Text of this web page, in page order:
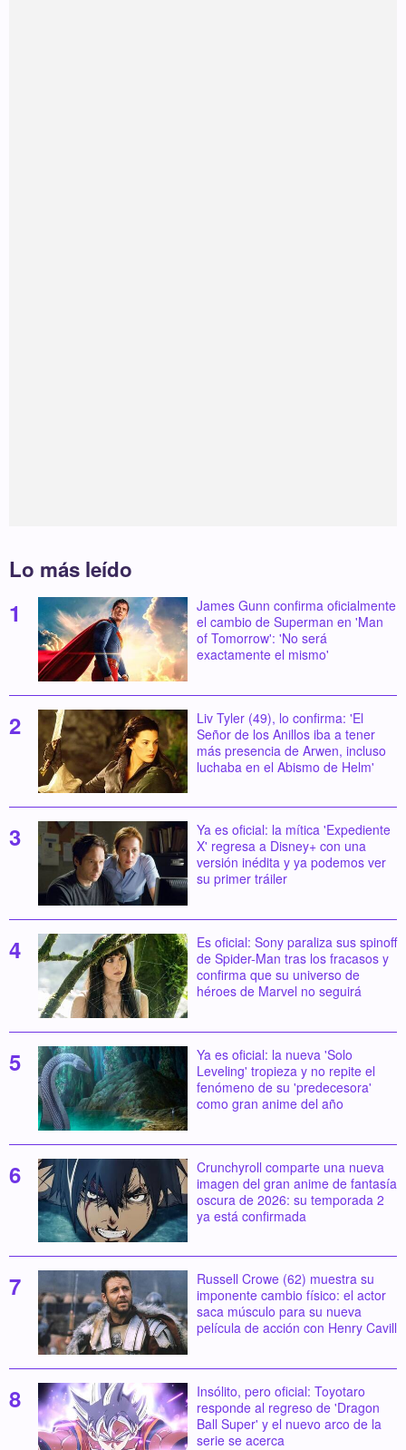
Lo más leído
James Gunn confirma oficialmente
el cambio de Superman en 'Man
of Tomorrow': 'No será
exactamente el mismo'
Liv Tyler (49), lo confirma: 'El
Señor de los Anillos iba a tener
más presencia de Arwen, incluso
luchaba en el Abismo de Helm'
Ya es oficial: la mítica 'Expediente
X' regresa a Disney+ con una
versión inédita y ya podemos ver
su primer tráiler
Es oficial: Sony paraliza sus spinoff
de Spider-Man tras los fracasos y
confirma que su universo de
héroes de Marvel no seguirá
Ya es oficial: la nueva 'Solo
Leveling' tropieza y no repite el
fenómeno de su 'predecesora'
como gran anime del año
Crunchyroll comparte una nueva
imagen del gran anime de fantasía
oscura de 2026: su temporada 2
ya está confirmada
Russell Crowe (62) muestra su
imponente cambio físico: el actor
saca músculo para su nueva
película de acción con Henry Cavill
Insólito, pero oficial: Toyotaro
responde al regreso de 'Dragon
Ball Super' y el nuevo arco de la
serie se acerca